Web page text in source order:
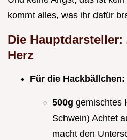
kommt alles, was ihr dafür
Die
Herz
Für die Hackbällchen:
500g gemischtes
Schwein) Achtet
macht den